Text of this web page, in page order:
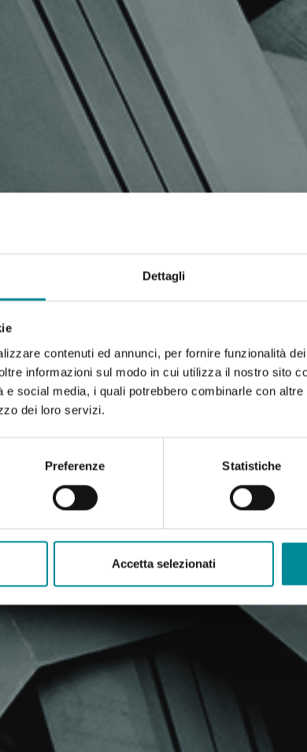
Dettagli
contenuti ed annunci, per fornire funzionalità
informazioni sul modo in cui utilizza il nostro sito
e social media, i quali potrebbero combinarle con
dei loro servizi.
Preferenze Statistiche
Accetta selezionati